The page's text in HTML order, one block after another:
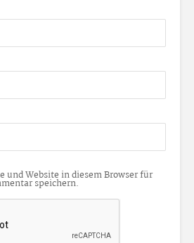
und Website in diesem Browser für
speichern.